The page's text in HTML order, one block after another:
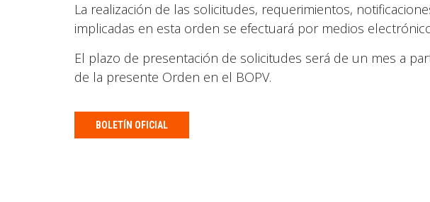
La realización de las solicitudes, requerimientos,
implicadas en esta orden se efectuará por medios
El plazo de presentación de solicitudes será de un mes a
de la presente Orden en el BOPV.
BOLETÍN OFICIAL